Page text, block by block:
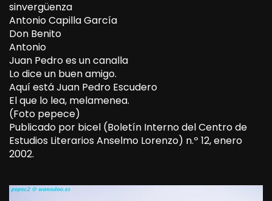
sinvergüenza
Antonio Capilla García
Don Benito
Antonio
Juan Pedro es un canalla
Lo dice un buen amigo.
Aquí está Juan Pedro Escudero
El que lo lea, melamenea.
(Foto pepece)
Publicado por bicel (Boletín Interno del Centro de
Estudios Literarios Anselmo Lorenzo) n.º 12, enero
2002.